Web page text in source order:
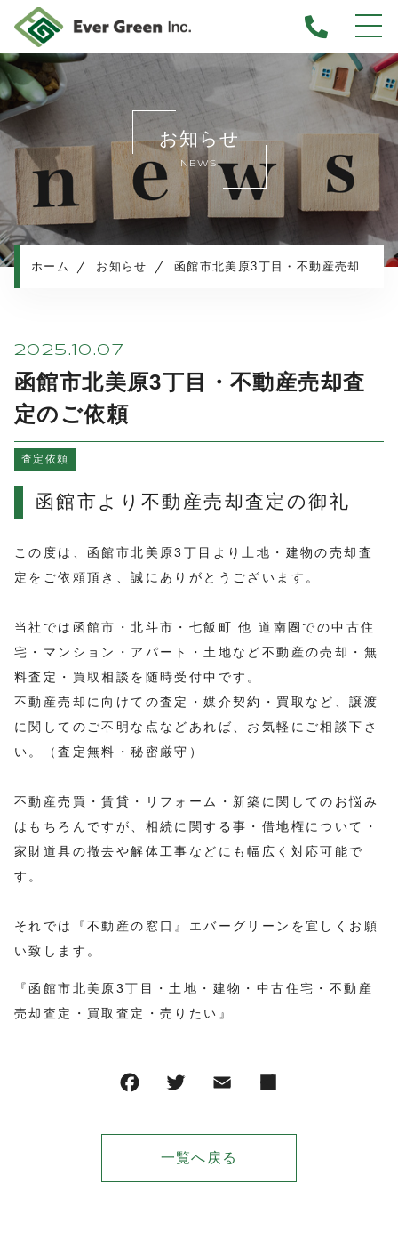
ホーム
当社について
不動産売却について
仲介売却
業者買取
不動産売却の流れ
お知らせ
プライバシーポリシー
お知らせ
NEWS
ホーム お知らせ 函館市北美原3丁目・不動産売却査定のご依頼
2025.10.07
函館市北美原3丁目・不動産売却査
定のご依頼
査定依頼
函館市より不動産売却査定の御礼
この度は、函館市北美原3丁目より土地・建物の売却査
定をご依頼頂き、誠にありがとうございます。
当社では函館市・北斗市・七飯町 他 道南圏での中古住
宅・マンション・アパート・土地など不動産の売却・無
料査定・買取相談を随時受付中です。
不動産売却に向けての査定・媒介契約・買取など、譲渡
に関してのご不明な点などあれば、お気軽にご相談下さ
い。（査定無料・秘密厳守）
不動産売買・賃貸・リフォーム・新築に関してのお悩み
はもちろんですが、相続に関する事・借地権について・
家財道具の撤去や解体工事などにも幅広く対応可能で
す。
それでは『不動産の窓口』エバーグリーンを宜しくお願
い致します。
『函館市北美原3丁目・土地・建物・中古住宅・不動産
売却査定・買取査定・売りたい』
一覧へ戻る